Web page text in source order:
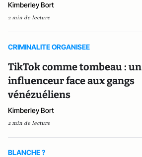
Kimberley Bort
2 min de lecture
CRIMINALITE ORGANISEE
TikTok comme tombeau : un
influenceur face aux gangs
vénézuéliens
Kimberley Bort
2 min de lecture
BLANCHE ?